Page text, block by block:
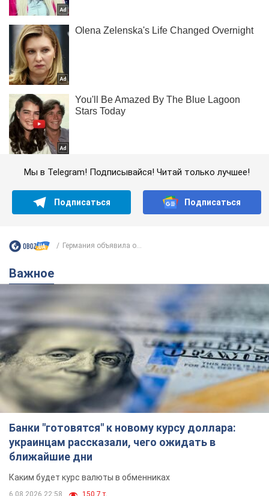
Мы в Telegram! Подписывайся! Читай только лучшее!
Подписаться Подписаться
Германия объявила о...
Важное
Банки "готовятся" к новому курсу доллара:
украинцам рассказали, чего ожидать в
ближайшие дни
Каким будет курс валюты в обменниках